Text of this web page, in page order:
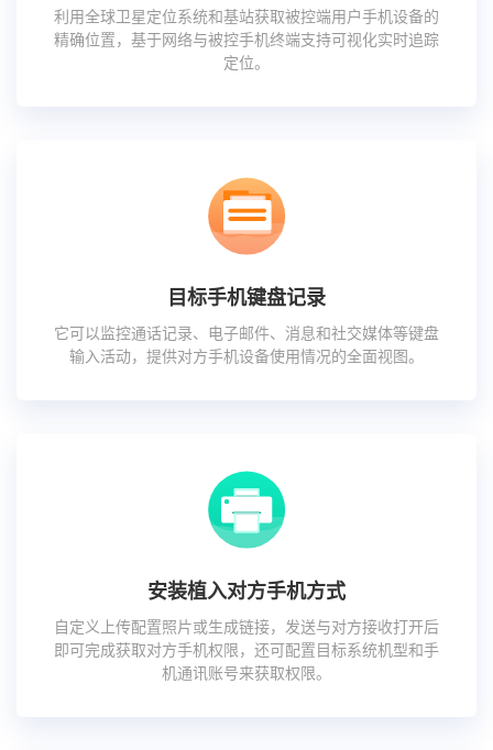
利用全球卫星定位系统和基站获取被控端用户手机设备的
精确位置，基于网络与被控手机终端支持可视化实时追踪
定位。
目标手机键盘记录
它可以监控通话记录、电子邮件、消息和社交媒体等键盘
输入活动，提供对方手机设备使用情况的全面视图。
安装植入对方手机方式
自定义上传配置照片或生成链接，发送与对方接收打开后
即可完成获取对方手机权限，还可配置目标系统机型和手
机通讯账号来获取权限。